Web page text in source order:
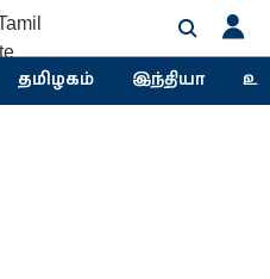
தமிழகம் இந்தியா